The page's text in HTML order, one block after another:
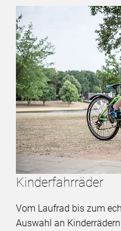
Kinderfahrräder
Vom Laufrad bis zum
Auswahl an